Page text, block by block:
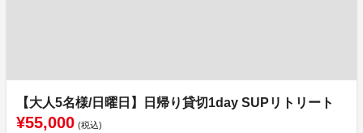
【大人5名様/日曜日】日帰り貸切1day SUPリトリート
¥55,000 (税込)